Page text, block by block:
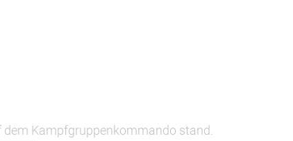
dem Kampfgruppenkommando stand.